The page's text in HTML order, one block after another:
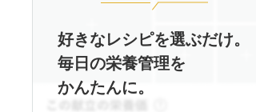
好きなレシピを選ぶだけ。
毎日の栄養管理を
かんたんに。